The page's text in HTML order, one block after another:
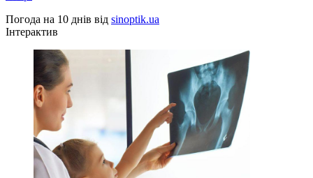
Погода на 10 днів від sinoptik.ua
Інтерактив